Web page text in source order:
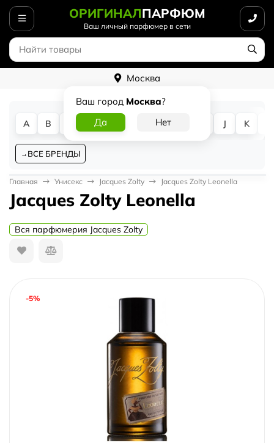
ОРИГИНАЛПАРФЮМ
Ваш личный парфюмер в сети
Москва
Ваш город Москва?
A B D G J K
ВСЕ БРЕНДЫ
Главная Унисекс Jacques Zolty Jacques Zolty Leonella
Jacques Zolty Leonella
Вся парфюмерия Jacques Zolty
-5%